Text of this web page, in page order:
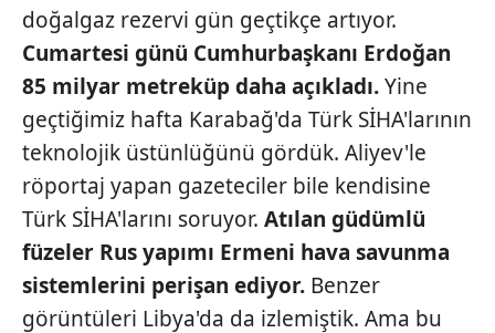
doğalgaz rezervi gün geçtikçe artıyor.
Cumartesi günü Cumhurbaşkanı Erdoğan
85 milyar metreküpdaha açıkladı.Yine
geçtiğimiz hafta Karabağ'da Türk SİHA'larının
teknolojik üstünlüğünü gördük. Aliyev'le
röportaj yapan gazeteciler bile kendisine
Türk SİHA'larını soruyor. Atılan güdümlü
füzeler Rus yapımı Ermeni hava savunma
sistemlerini perişan ediyor. Benzer
görüntüleri Libya'da da izlemiştik. Ama bu